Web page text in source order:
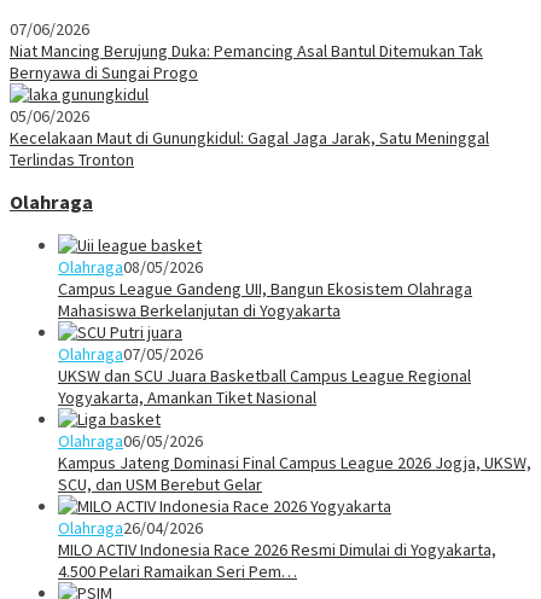
07/06/2026
Niat Mancing Berujung Duka: Pemancing Asal Bantul Ditemukan Tak
Bernyawa di Sungai Progo
05/06/2026
Kecelakaan Maut di Gunungkidul: Gagal Jaga Jarak, Satu Meninggal
Terlindas Tronton
Olahraga
Olahraga08/05/2026
Campus League Gandeng UII, Bangun Ekosistem Olahraga
Mahasiswa Berkelanjutan di Yogyakarta
Olahraga07/05/2026
UKSW dan SCU Juara Basketball Campus League Regional
Yogyakarta, Amankan Tiket Nasional
Olahraga06/05/2026
Kampus Jateng Dominasi Final Campus League 2026 Jogja, UKSW,
SCU, dan USM Berebut Gelar
Olahraga26/04/2026
MILO ACTIV Indonesia Race 2026 Resmi Dimulai di Yogyakarta,
4.500 Pelari Ramaikan Seri Pem…